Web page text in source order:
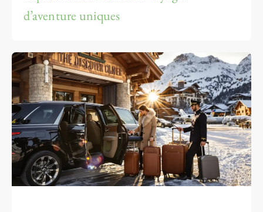
d’aventure uniques